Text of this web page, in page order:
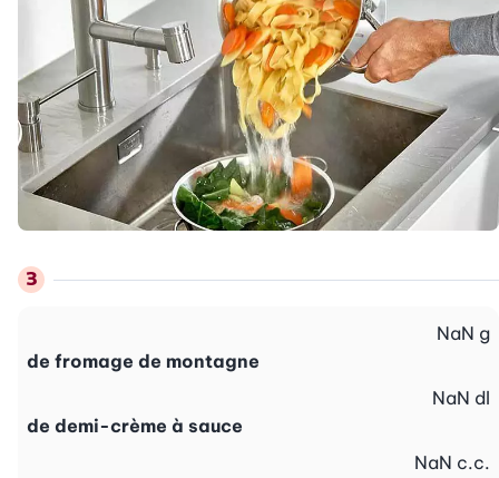
de fromage de montagne
NaN g
de demi-crème à sauce
NaN dl
NaN c.c.